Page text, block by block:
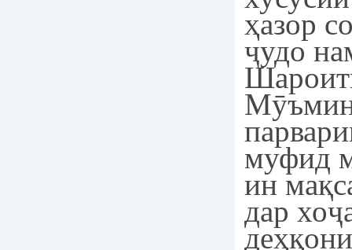
ҳазор
ҷудо
муфид
ин
дар